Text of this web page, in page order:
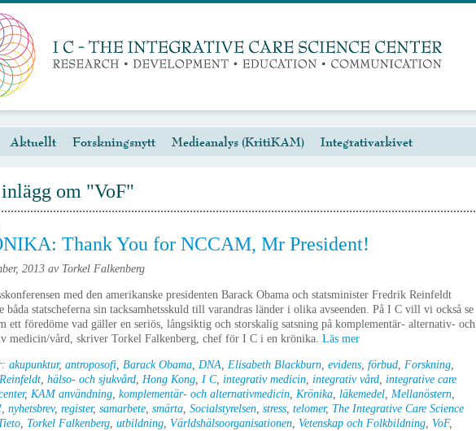
Aktuellt Forskningsnytt Medieanalys (KritiKAM) Integrativarkivet
om "VoF"
Thank You for NCCAM, Mr President!
2013 av Torkel Falkenberg
med den amerikanske presidenten Barack Obama och statsminister Fredrik Reinfeldt
båda statscheferna sin tacksamhetsskuld till varandras länder i olika avseenden. På I C vill vi också se
ett föredöme vad gäller en seriös, långsiktig och storskalig satsning på komplementär- alternativ- och
medicin/vård, skriver Torkel Falkenberg, chef för I C i en krönika. Läs mer
akupunktur, antroposofi, Barack Obama, DNA, Elisabeth Blackburn, evidens, förbud, Forskning,
, hälso- och sjukvård, Hong Kong, I C, integrativ medicin, integrativ vård, integrative care
, KAM användning, komplementär- och alternativmedicin, Krönika, läkemedel, Mellanöstern,
, nyhetsbrev, register, samarbete, smärta, Socialstyrelsen, stress, telomer, The Integrative Care Science
, Torkel Falkenberg, utbildning, Världshälsoorganisationen, Vetenskap och Folkbildning, VoF,